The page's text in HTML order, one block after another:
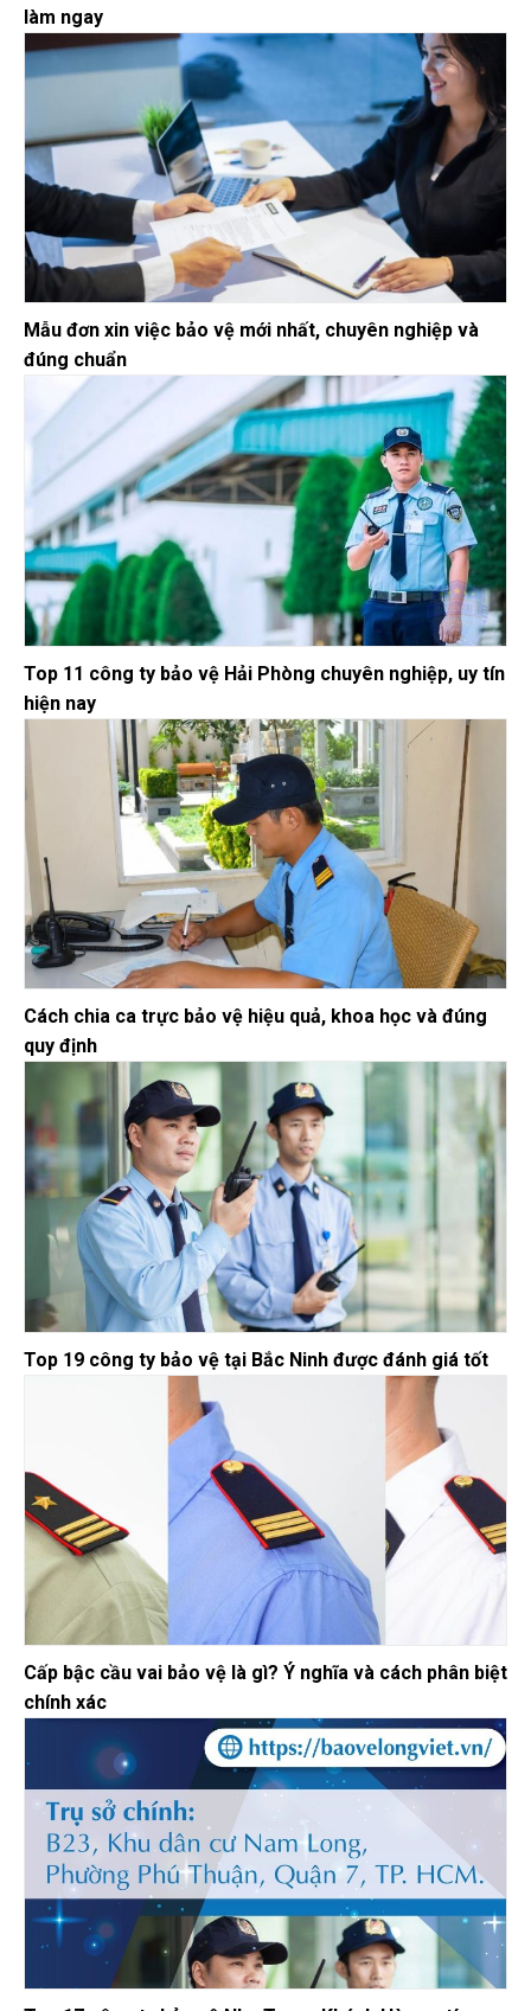
làm ngay
Mẫu đơn xin việc bảo vệ mới nhất, chuyên nghiệp và
đúng chuẩn
Top 11 công ty bảo vệ Hải Phòng chuyên nghiệp, uy tín
hiện nay
Cách chia ca trực bảo vệ hiệu quả, khoa học và đúng
quy định
Top 19 công ty bảo vệ tại Bắc Ninh được đánh giá tốt
Cấp bậc cầu vai bảo vệ là gì? Ý nghĩa và cách phân biệt
chính xác